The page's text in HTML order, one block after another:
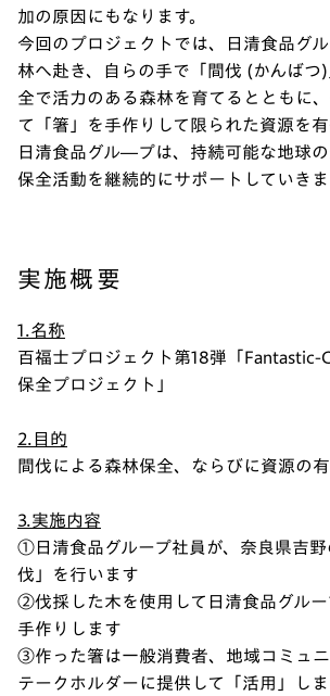
加の原因にもなります。
今回のプロジェクトでは、日清食品グ
林へ赴き、自らの手で「間伐 (かんばつ
全で活力のある森林を育てるとともに
て「箸」を手作りして限られた資源を有
日清食品グル―プは、持続可能な地球
保全活動を継続的にサポートしていきま
実施概要
1.名称
百福士プロジェクト第18弾「Fantastic-
保全プロジェクト」
2.目的
間伐による森林保全、ならびに資源の
3.実施内容
①日清食品グループ社員が、奈良県吉野
伐」を行います
②伐採した木を使用して日清食品グルー
手作りします
③作った箸は一般消費者、地域コミュ
テークホルダーに提供して「活用」し